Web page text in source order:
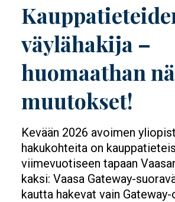
väylähakija –
huomaathan
muutokset!
Kevään 2026 avoimen
hakukohteita on
viimevuotiseen tapaan
kaksi: Vaasa Gateway-
kautta hakevat vain